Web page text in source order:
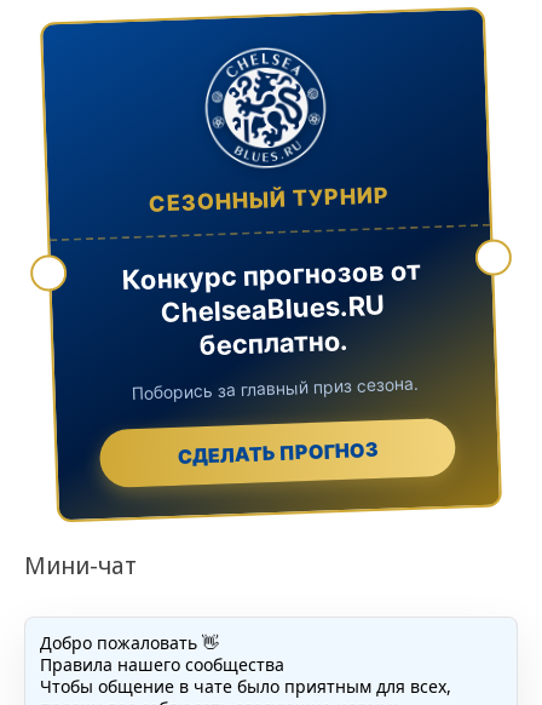
СЕЗОННЫЙ ТУРНИР
Конкурс прогнозов от
ChelseaBlues.RU
бесплатно.
Поборись за главный приз сезона.
СДЕЛАТЬ ПРОГНОЗ
Мини-чат
Добро пожаловать 👋
Правила нашего сообщества
Чтобы общение в чате было приятным для всех,